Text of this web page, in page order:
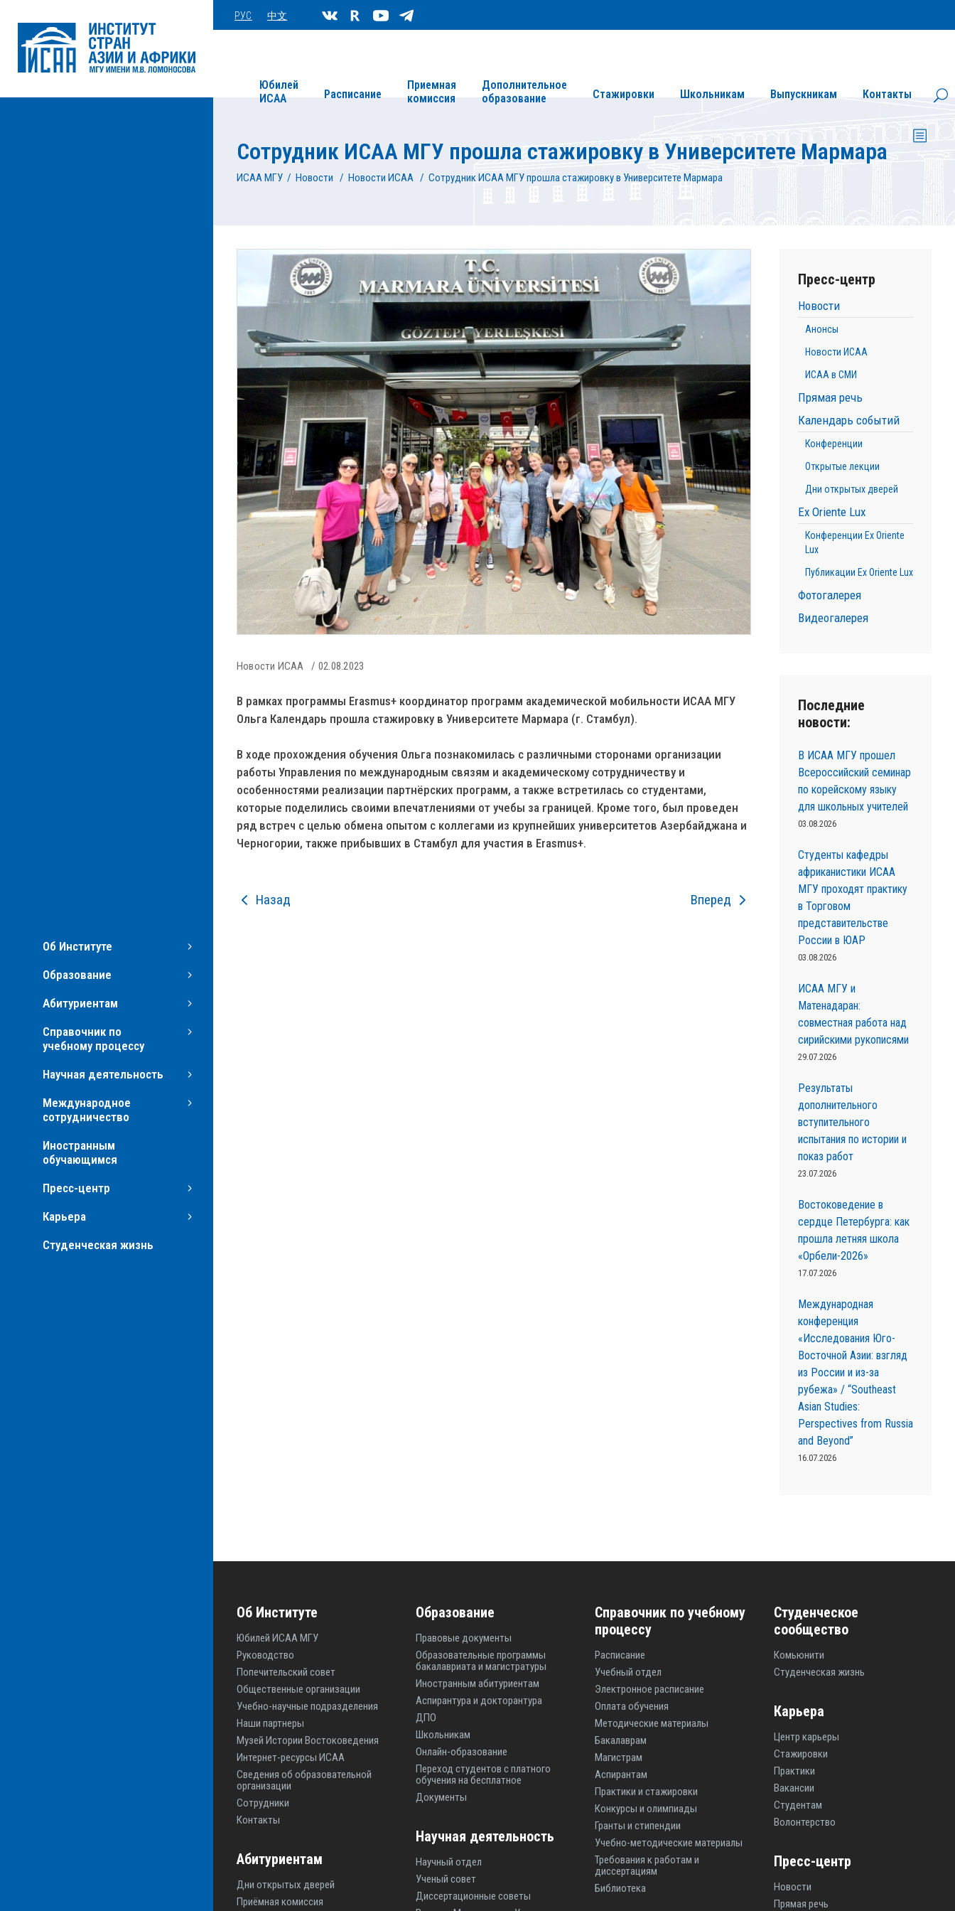
РУС 中文
Юбилей
ИСАА
Расписание
Приемная
комиссия
Дополнительное
образование
Стажировки Школьникам Выпускникам Контакты
Об Институте
Образование
Абитуриентам
Справочник по
учебному процессу
Научная деятельность
Международное
сотрудничество
Иностранным
обучающимся
Пресс-центр
Карьера
Студенческая жизнь
Сотрудник ИСАА МГУ прошла стажировку в Университете Мармара
ИСАА МГУ / Новости / Новости ИСАА / Сотрудник ИСАА МГУ прошла стажировку в Университете Мармара
Новости ИСАА 02.08.2023
В рамках программы Erasmus+ координатор программ академической мобильности ИСАА МГУ
Ольга Календарь прошла стажировку в Университете Мармара (г. Стамбул).
В ходе прохождения обучения Ольга познакомилась с различными сторонами организации
работы Управления по международным связям и академическому сотрудничеству и
особенностями реализации партнёрских программ, а также встретилась со студентами,
которые поделились своими впечатлениями от учебы за границей. Кроме того, был проведен
ряд встреч с целью обмена опытом с коллегами из крупнейших университетов Азербайджана и
Черногории, также прибывших в Стамбул для участия в Erasmus+.
Назад Вперед
Пресс-центр
Новости
Анонсы
Новости ИСАА
ИСАА в СМИ
Прямая речь
Календарь событий
Конференции
Открытые лекции
Дни открытых дверей
Ex Oriente Lux
Конференции Ex Oriente
Lux
Публикации Ex Oriente Lux
Фотогалерея
Видеогалерея
Последние
новости:
В ИСАА МГУ прошел
Всероссийский семинар
по корейскому языку
для школьных учителей
03.08.2026
Студенты кафедры
африканистики ИСАА
МГУ проходят практику
в Торговом
представительстве
России в ЮАР
03.08.2026
ИСАА МГУ и
Матенадаран:
совместная работа над
сирийскими рукописями
29.07.2026
Результаты
дополнительного
вступительного
испытания по истории и
показ работ
23.07.2026
Востоковедение в
сердце Петербурга: как
прошла летняя школа
«Орбели-2026»
17.07.2026
Международная
конференция
«Исследования Юго-
Восточной Азии: взгляд
из России и из-за
рубежа» / “Southeast
Asian Studies:
Perspectives from Russia
and Beyond”
16.07.2026
Об Институте
Юбилей ИСАА МГУ
Руководство
Попечительский совет
Общественные организации
Учебно-научные подразделения
Наши партнеры
Музей Истории Востоковедения
Интернет-ресурсы ИСАА
Сведения об образовательной
организации
Сотрудники
Контакты
Абитуриентам
Дни открытых дверей
Приёмная комиссия
Образование
Правовые документы
Образовательные программы
бакалавриата и магистратуры
Иностранным абитуриентам
Аспирантура и докторантура
ДПО
Школьникам
Онлайн-образование
Переход студентов с платного
обучения на бесплатное
Документы
Научная деятельность
Научный отдел
Ученый совет
Диссертационные советы
Справочник по учебному
процессу
Расписание
Учебный отдел
Электронное расписание
Оплата обучения
Методические материалы
Бакалаврам
Магистрам
Аспирантам
Практики и стажировки
Конкурсы и олимпиады
Гранты и стипендии
Учебно-методические материалы
Требования к работам и
диссертациям
Библиотека
Студенческое
сообщество
Комьюнити
Студенческая жизнь
Карьера
Центр карьеры
Стажировки
Практики
Вакансии
Студентам
Волонтерство
Пресс-центр
Новости
Прямая речь